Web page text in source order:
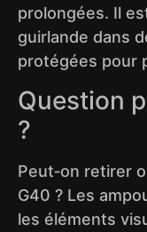
prolongées. Il
guirlande dans
protégées pour
Question
?
Peut‑on retirer
G40 ? Les
les éléments